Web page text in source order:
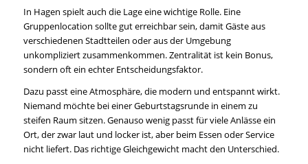
In Hagen spielt auch die Lage eine wichtige Rolle. Eine
Gruppenlocation sollte gut erreichbar sein, damit Gäste aus
verschiedenen Stadtteilen oder aus der Umgebung
unkompliziert zusammenkommen. Zentralität ist kein Bonus,
sondern oft ein echter Entscheidungsfaktor.
Dazu passt eine Atmosphäre, die modern und entspannt wirkt.
Niemand möchte bei einer Geburtstagsrunde in einem zu
steifen Raum sitzen. Genauso wenig passt für viele Anlässe ein
Ort, der zwar laut und locker ist, aber beim Essen oder Service
nicht liefert. Das richtige Gleichgewicht macht den Unterschied.